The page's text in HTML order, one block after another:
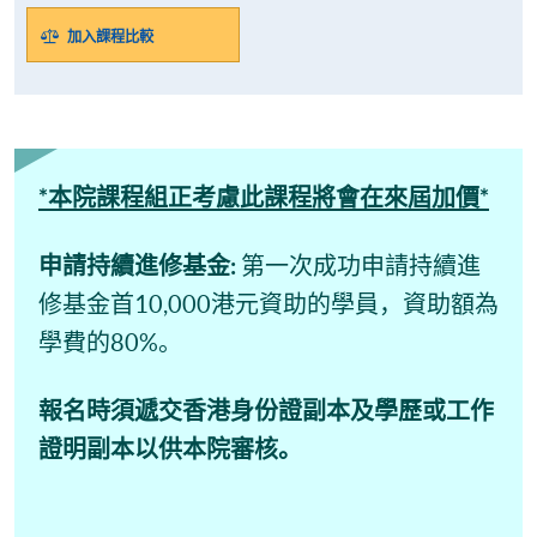
加入課程比較
*本院課程組正考慮此課程將會在來屆加價*
申請持續進修基金: 第一次成功申請持續進
修基金首10,000港元資助的學員，資助額為
學費的80%。
報名時須遞交香港身份證副本及學歷或工作
證明副本以供本院審核。